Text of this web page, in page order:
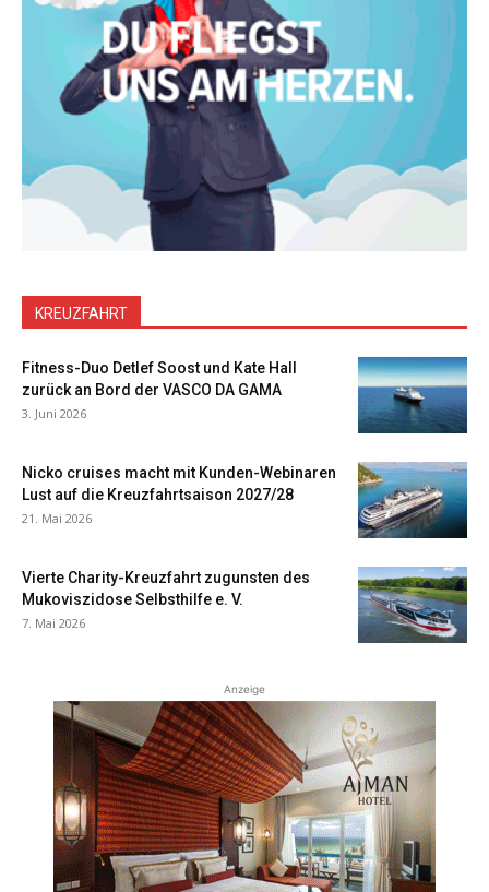
KREUZFAHRT
Fitness-Duo Detlef Soost und Kate Hall
zurück an Bord der VASCO DA GAMA
3. Juni 2026
Nicko cruises macht mit Kunden-Webinaren
Lust auf die Kreuzfahrtsaison 2027/28
21. Mai 2026
Vierte Charity-Kreuzfahrt zugunsten des
Mukoviszidose Selbsthilfe e. V.
7. Mai 2026
Anzeige